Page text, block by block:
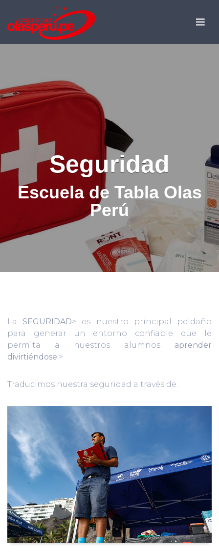
Seguridad
Escuela de Tabla Olas
Perú
LaSEGURIDAD> es nuestro principal peldaño
para generar un entorno confiable que le
permita a nuestros alumnos aprender
divirtiéndose.>
Traducimos nuestra seguridad a través de: